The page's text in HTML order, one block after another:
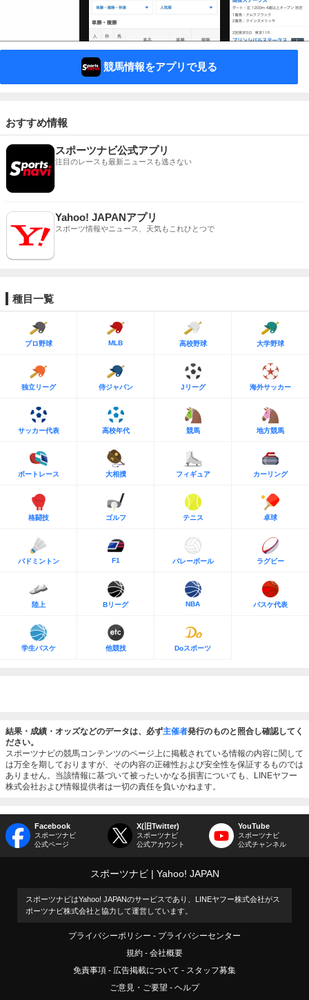
競馬情報をアプリで見る
おすすめ情報
スポーツナビ公式アプリ
注目のレースも最新ニュースも逃さない
Yahoo! JAPANアプリ
スポーツ情報やニュース、天気もこれひとつで
種目一覧
プロ野球 MLB 高校野球 大学野球
独立リーグ 侍ジャパン Jリーグ 海外サッカー
サッカー代表 高校年代 競馬 地方競馬
ボートレース 大相撲 フィギュア カーリング
格闘技 ゴルフ テニス 卓球
バドミントン F1 バレーボール ラグビー
陸上 Bリーグ NBA バスケ代表
学生バスケ 他競技 Doスポーツ
結果・成績・オッズなどのデータは、必ず主催者発行のものと照合し確認してく
ださい。
スポーツナビの競馬コンテンツのページ上に掲載されている情報の内容に関して
は万全を期しておりますが、その内容の正確性および安全性を保証するものでは
ありません。当該情報に基づいて被ったいかなる損害についても、LINEヤフー
株式会社および情報提供者は一切の責任を負いかねます。
Facebook
スポーツナビ
公式ページ
X(旧Twitter)
スポーツナビ
公式アカウント
YouTube
スポーツナビ
公式チャンネル
スポーツナビ Yahoo! JAPAN
スポーツナビはYahoo! JAPANのサービスであり、LINEヤフー株式会社がス
ポーツナビ株式会社と協力して運営しています。
プライバシーポリシー
プライバシーセンター
規約
会社概要
免責事項
広告掲載について
スタッフ募集
ご意見・ご要望
ヘルプ